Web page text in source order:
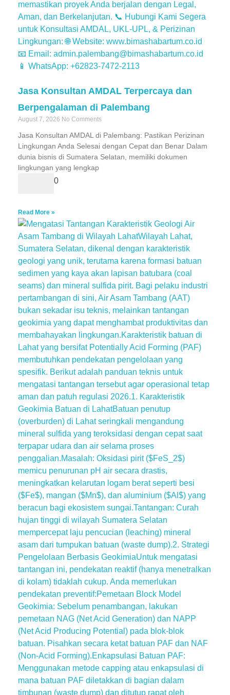
Jasa Konsultan AMDAL Terpercaya dan
Berpengalaman di Palembang
August 7, 2026 No Comments
Jasa Konsultan AMDAL di Palembang: Pastikan Perizinan
Lingkungan Anda Selesai dengan Cepat dan Benar Dalam
dunia bisnis di Sumatera Selatan, memiliki dokumen
lingkungan yang lengkap
0
Read More »